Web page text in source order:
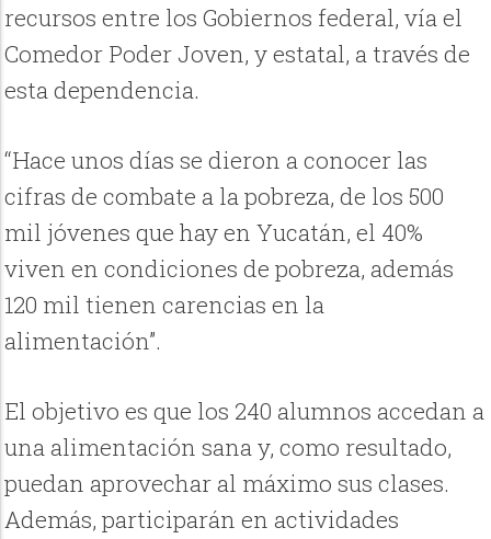
recursos entre los Gobiernos federal, vía el
Comedor Poder Joven, y estatal, a través de
esta dependencia.
“Hace unos días se dieron a conocer las
cifras de combate a la pobreza, de los 500
mil jóvenes que hay en Yucatán, el 40%
viven en condiciones de pobreza, además
120 mil tienen carencias en la
alimentación”.
El objetivo es que los 240 alumnos accedan a
una alimentación sana y, como resultado,
puedan aprovechar al máximo sus clases.
Además, participarán en actividades